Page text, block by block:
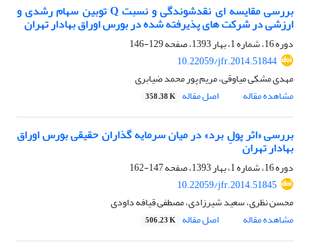
بررسی مقایسه‏ ای نقد‏شوندگی و نسبت Q توبین سهام رشدی و
ارزشی در شرکت‏ های پذیرفته ‏شده در بورس اوراق بهادار تهران
دوره 16، شماره 1، بهار 1393، صفحه
129-146
10.22059/jfr.2014.51844
مهدی مشکی میاوقی، مریم پور محمد ضیابری
مشاهده مقاله
اصل مقاله 358.38 K
بررسی «اثر پولِ‏ برد» در میان سرمایه ‏گذاران حقیقی بورس اوراق
بهادار تهران
دوره 16، شماره 1، بهار 1393، صفحه
147-162
10.22059/jfr.2014.51845
محسن نظری، سعید شیرزادی، مصطفی قیافه داودی
مشاهده مقاله
اصل مقاله 506.23 K